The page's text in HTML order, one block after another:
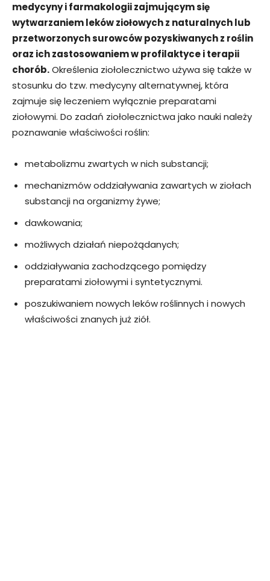
medycyny i farmakologii zajmującym się
wytwarzaniem leków ziołowych z naturalnych lub
przetworzonych surowców pozyskiwanych z roślin
oraz ich zastosowaniem w profilaktyce i terapii
chorób.Określenia ziołolecznictwo używa się także w
stosunku do tzw. medycyny alternatywnej, która
zajmuje się leczeniem wyłącznie preparatami
ziołowymi. Do zadań ziołolecznictwa jako nauki należy
poznawanie właściwości roślin:
metabolizmu zwartych w nich substancji;
mechanizmów oddziaływania zawartych w ziołach
substancji na organizmy żywe;
dawkowania;
możliwych działań niepożądanych;
oddziaływania zachodzącego pomiędzy
preparatami ziołowymi i syntetycznymi.
poszukiwaniem nowych leków roślinnych i nowych
właściwości znanych już ziół.